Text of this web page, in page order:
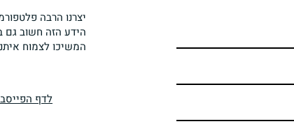
איך יכול להיות, שהאנשים
החכמים ביותר מחזיקים בדעות
המטופשות ביותר? האם מדובר
יצרנו הרבה
הידע הזה חשוב גם
המשיכו לצמוח
לדף